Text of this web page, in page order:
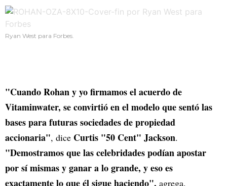
Ryan West para Forbes.
"Cuando Rohan y yo firmamos el acuerdo de
Vitaminwater, se convirtió en el modelo que sentó las
bases para futuras sociedades de propiedad
accionaria", dice Curtis "50 Cent" Jackson.
"Demostramos que las celebridades podían apostar
por sí mismas y ganar a lo grande, y eso es
exactamente lo que él sigue haciendo", agrega.